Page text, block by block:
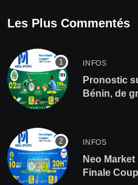
Les Plus Commentés
INFOS
Pronostic
Bénin, de
INFOS
Neo
Finale